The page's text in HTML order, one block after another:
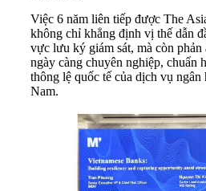
Việc 6 năm liên tiếp được The
không chỉ khẳng định vị thế dẫn
vực lưu ký giám sát, mà còn phản
ngày càng chuyên nghiệp, chuẩn
thông lệ quốc tế của dịch vụ
Nam.